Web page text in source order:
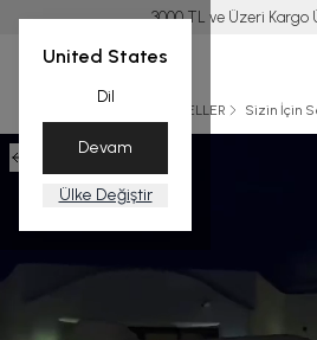
United States
Dil
Devam
Ülke Değiştir
3000 TL ve Üzeri Kargo
BEST SELLER Sizin İçin